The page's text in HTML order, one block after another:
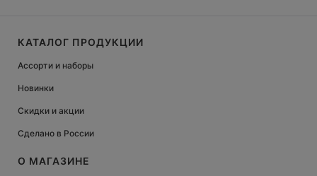
КАТАЛОГ ПРОДУКЦИИ
Ассорти и наборы
Новинки
Скидки и акции
Сделано в России
О МАГАЗИНЕ